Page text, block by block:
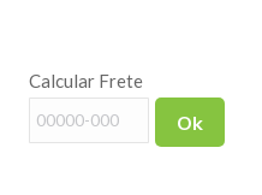
Calcular Frete
Ok